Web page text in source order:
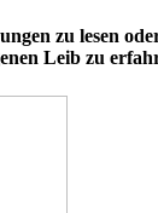
zu lesen
Leib zu